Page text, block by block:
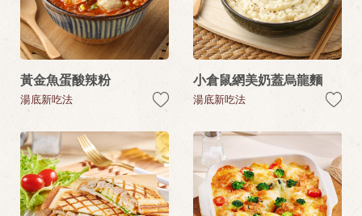
黃金魚蛋酸辣粉
湯底新吃法
小倉鼠網美奶蓋烏龍麵
湯底新吃法